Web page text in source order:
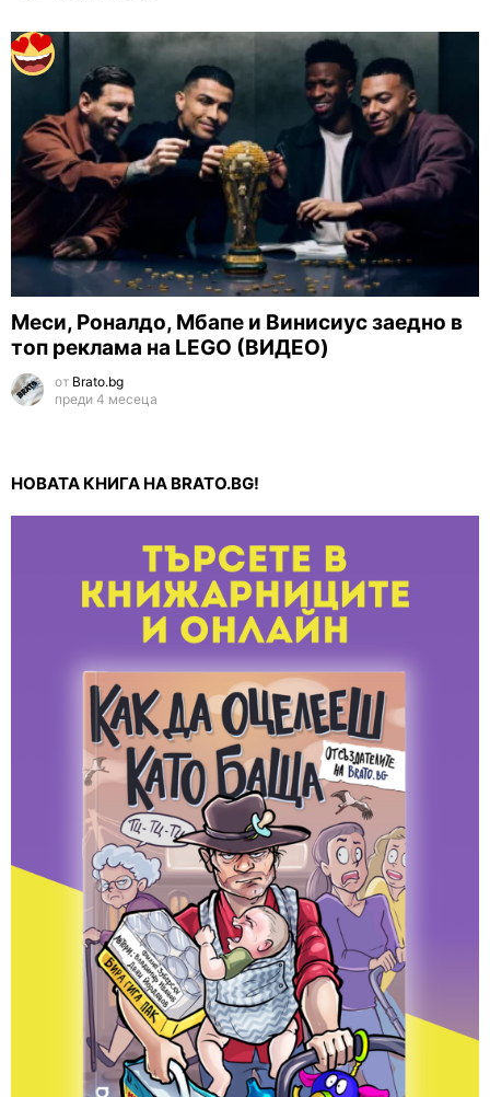
Меси, Роналдо, Мбапе и Винисиус заедно в
топ реклама на LEGO (ВИДЕО)
от Brato.bg
преди 4 месеца
НОВАТА КНИГА НА BRATO.BG!